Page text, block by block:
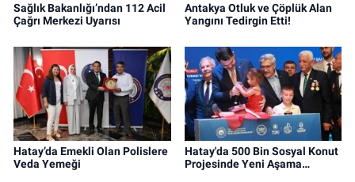
Sağlık Bakanlığı’ndan 112 Acil
Çağrı Merkezi Uyarısı
Antakya Otluk ve Çöplük Alan
Yangını Tedirgin Etti!
Hatay’da Emekli Olan Polislere
Veda Yemeği
Hatay'da 500 Bin Sosyal Konut
Projesinde Yeni Aşama…